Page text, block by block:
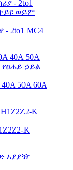
2to1 MC4
50A 60A
K